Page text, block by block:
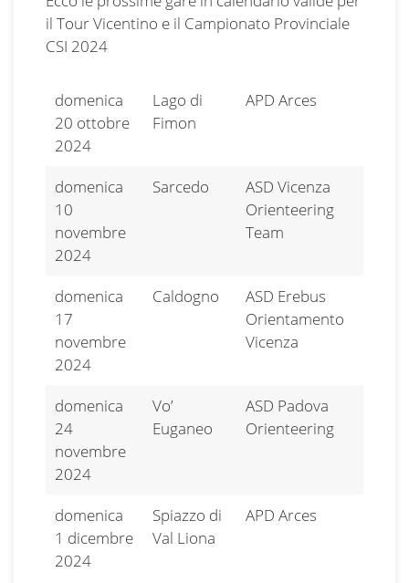
il Tour Vicentino e il Campionato Provinciale
CSI 2024
domenica
20 ottobre
2024
Lago di
Fimon
APD Arces
domenica
10
novembre
2024
Sarcedo
ASD Vicenza
Orienteering
Team
domenica
17
novembre
2024
Caldogno
ASD Erebus
Orientamento
Vicenza
domenica
24
novembre
2024
Vo’
Euganeo
ASD Padova
Orienteering
domenica
1 dicembre
2024
Spiazzo di
Val Liona
APD Arces